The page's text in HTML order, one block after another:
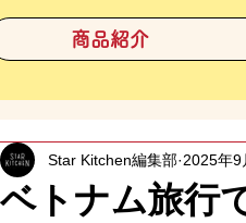
商品紹介
ベトナム旅行
Star Kitchen編集部 2025年9